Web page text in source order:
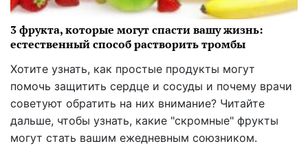
3 фрукта, которые могут спасти вашу жизнь:
естественный способ растворить тромбы
Хотите узнать, как простые продукты могут
помочь защитить сердце и сосуды и почему врачи
советуют обратить на них внимание? Читайте
дальше, чтобы узнать, какие "скромные" фрукты
могут стать вашим ежедневным союзником.